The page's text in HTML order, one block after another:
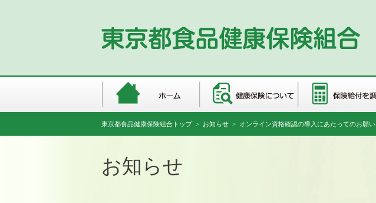
東京都食品健康保険組合トップ> お知らせ > オンライン資格確認の導入にあたってのお願い
お知らせ